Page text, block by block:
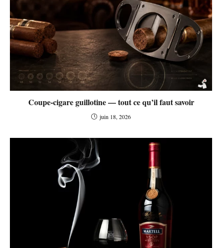
Coupe-cigare guillotine — tout ce qu’il faut savoir
juin 18, 2026